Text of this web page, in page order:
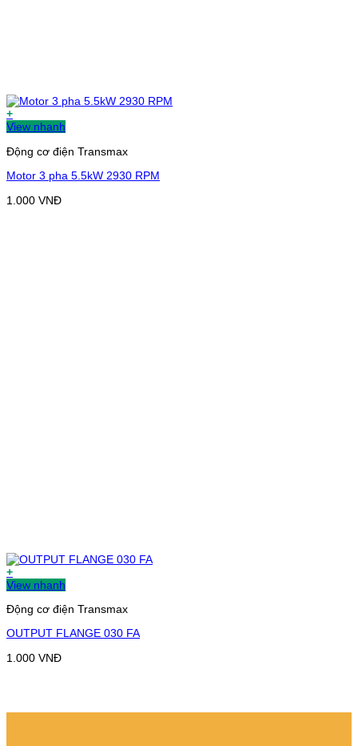
+
View nhanh
Động cơ điện Transmax
Motor 3 pha 5.5kW 2930 RPM
1.000 VNĐ
+
View nhanh
Động cơ điện Transmax
OUTPUT FLANGE 030 FA
1.000 VNĐ